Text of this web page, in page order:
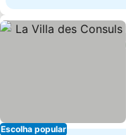
Escolha popular